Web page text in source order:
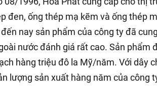
đen, ống thép mạ kẽm và ống thép
đến nay sản phẩm của công ty đã
nước đánh giá rất cao. Sản phẩm
hàng triệu đô la Mỹ/năm. Với dây
lượng sản xuất hàng năm của công